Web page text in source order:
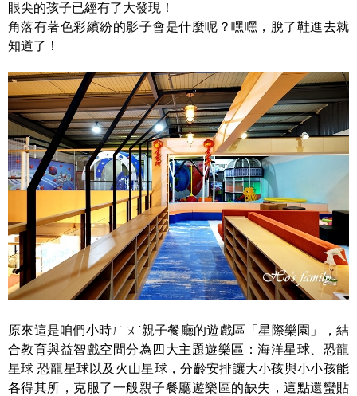
眼尖的孩子已經有了大發現！
角落有著色彩繽紛的影子會是什麼呢？嘿嘿，脫了鞋進去就
知道了！
原來這是咱們小時ㄏㄡˋ親子餐廳的遊戲區「星際樂園」，結
合教育與益智戲空間分為四大主題遊樂區：海洋星球、恐龍
星球 恐龍星球以及火山星球，分齡安排讓大小孩與小小孩能
各得其所，克服了一般親子餐廳遊樂區的缺失，這點還蠻貼